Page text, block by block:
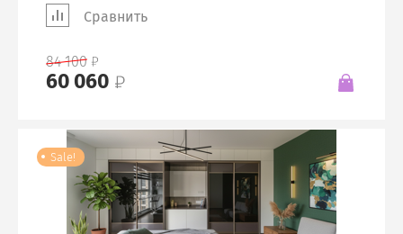
Сравнить
84 100
60 060
Sale!